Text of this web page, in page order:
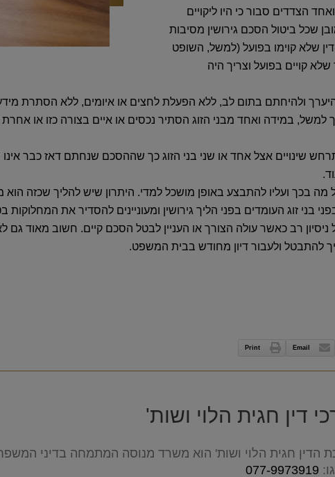
הצדדים סבור כי היו ליקויים
שכל ביטול הסכם גירושין מסיבות
שלא קוימו בפועל (למשל, השופט
קויים בפועל וצריך היה
ולהיחתם בתום לב, ללא הפעלת לחצים או איומים, ללא הסתרת
למשל, במידה ואחד מבני הזוג הסתיר נכסים או איים בצורה כזו או
שינויים אצל אחד או שני בני הזוג כך שההסכם שנחתם דאז כבר אינו
של מה בכך ועליו להתבצע באופן מושכל למדי. היתרון שיש להליך שכזה
בני זוג העומדים בפני הליך גירושין ומעוניינים להסדיר את
ניסיון רב כאשר עולה הצורך או העניין לבטל הסכם קיים. חשוב מאוד
להתבטל ולעבור דיון מחודש בבית המשפט.
Email
Print
דין חגית הלוי ושות'
הדין חגית הלוי ושות' הוא משרד מנוסה המתמחה בדיני המשפחה,
077-9973919